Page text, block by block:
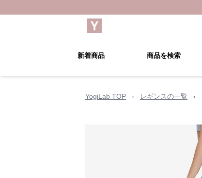
新着商品 商品を検索
YogiLab TOP › レギンスの一覧 ›